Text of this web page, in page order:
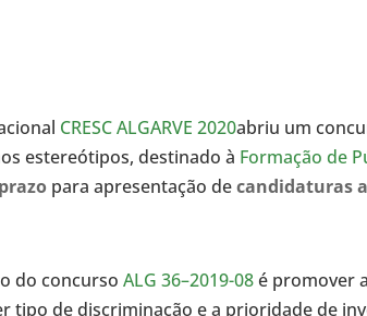
CRESC ALGARVE 2020abriu um
estereótipos, destinado à Formação de
para apresentação decandidaturas
do concursoALG 36–2019-08é promover
tipo de discriminação e a prioridade de